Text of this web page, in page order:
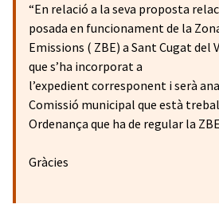
“En relació a la seva proposta
posada en funcionament de la
Emissions ( ZBE) a Sant Cugat del
que s’ha incorporat a
l’expedient corresponent i serà
Comissió municipal que està
Ordenança que ha de regular la
Gràcies